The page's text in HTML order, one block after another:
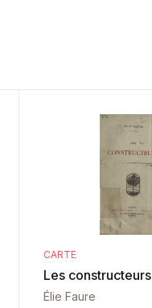
CARTE
Les constructeurs
Élie Faure